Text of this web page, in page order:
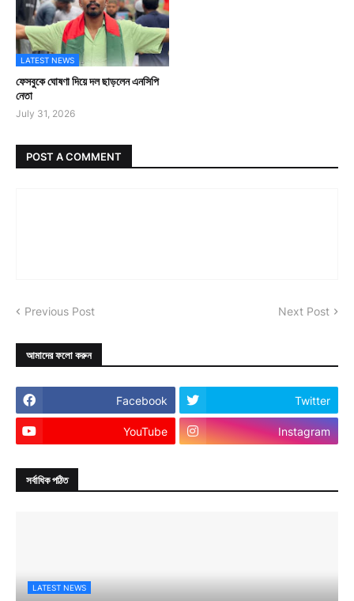
LATEST NEWS
ফেসবুকে ঘোষণা দিয়ে দল ছাড়লেন এনসিপি
নেতা
July 31, 2026
POST A COMMENT
Previous Post Next Post
আমাদের ফলো করুন
Facebook Twitter
YouTube Instagram
সর্বাধিক পঠিত
LATEST NEWS